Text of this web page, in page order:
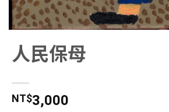
人民保母
NT$3,000